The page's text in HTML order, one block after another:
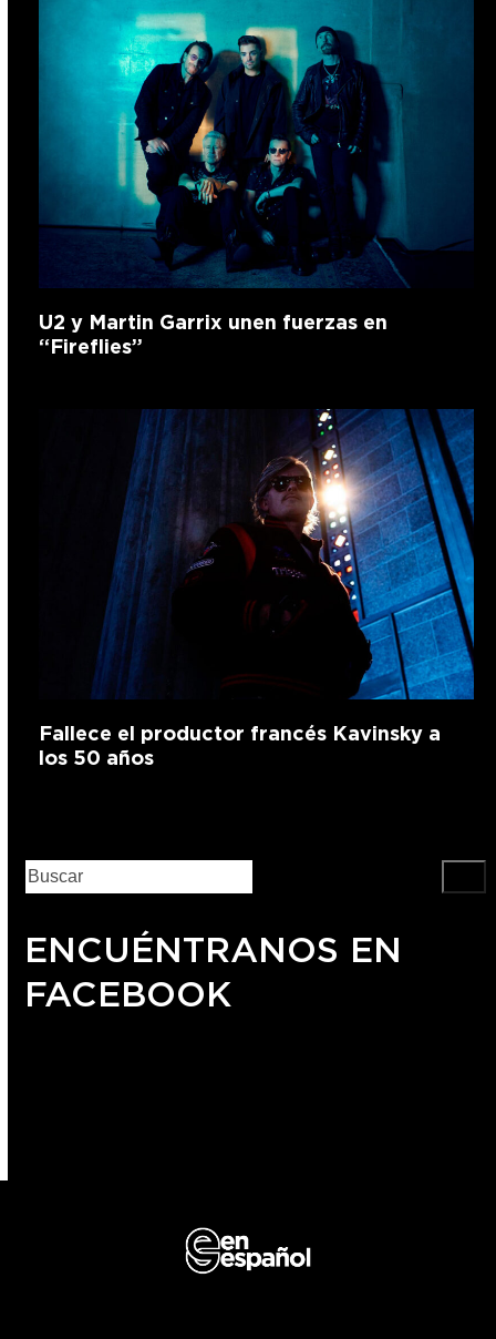
U2 y Martin Garrix unen fuerzas en
“Fireflies”
Fallece el productor francés Kavinsky a
los 50 años
ENCUÉNTRANOS EN
FACEBOOK